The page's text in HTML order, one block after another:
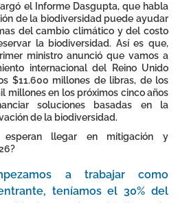
el Informe Dasgupta, que habla
de la biodiversidad puede ayudar
del cambio climático y del costo
la biodiversidad. Así es que,
ministro anunció que vamos a
internacional del Reino Unido
$11.600 millones de libras, de los
millones en los próximos cinco años
soluciones basadas en la
de la biodiversidad.
llegar en mitigación y
a trabajar como
teníamos el 30% del